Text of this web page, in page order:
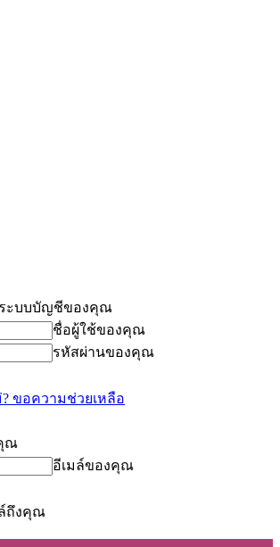
ะบบบัญชีของคุณ
ชื่อผู้ใช้ของคุณ
รหัสผ่านของคุณ
ขอความช่วยเหลือ
ณ
อีเมล์ของคุณ
ถึงคุณ